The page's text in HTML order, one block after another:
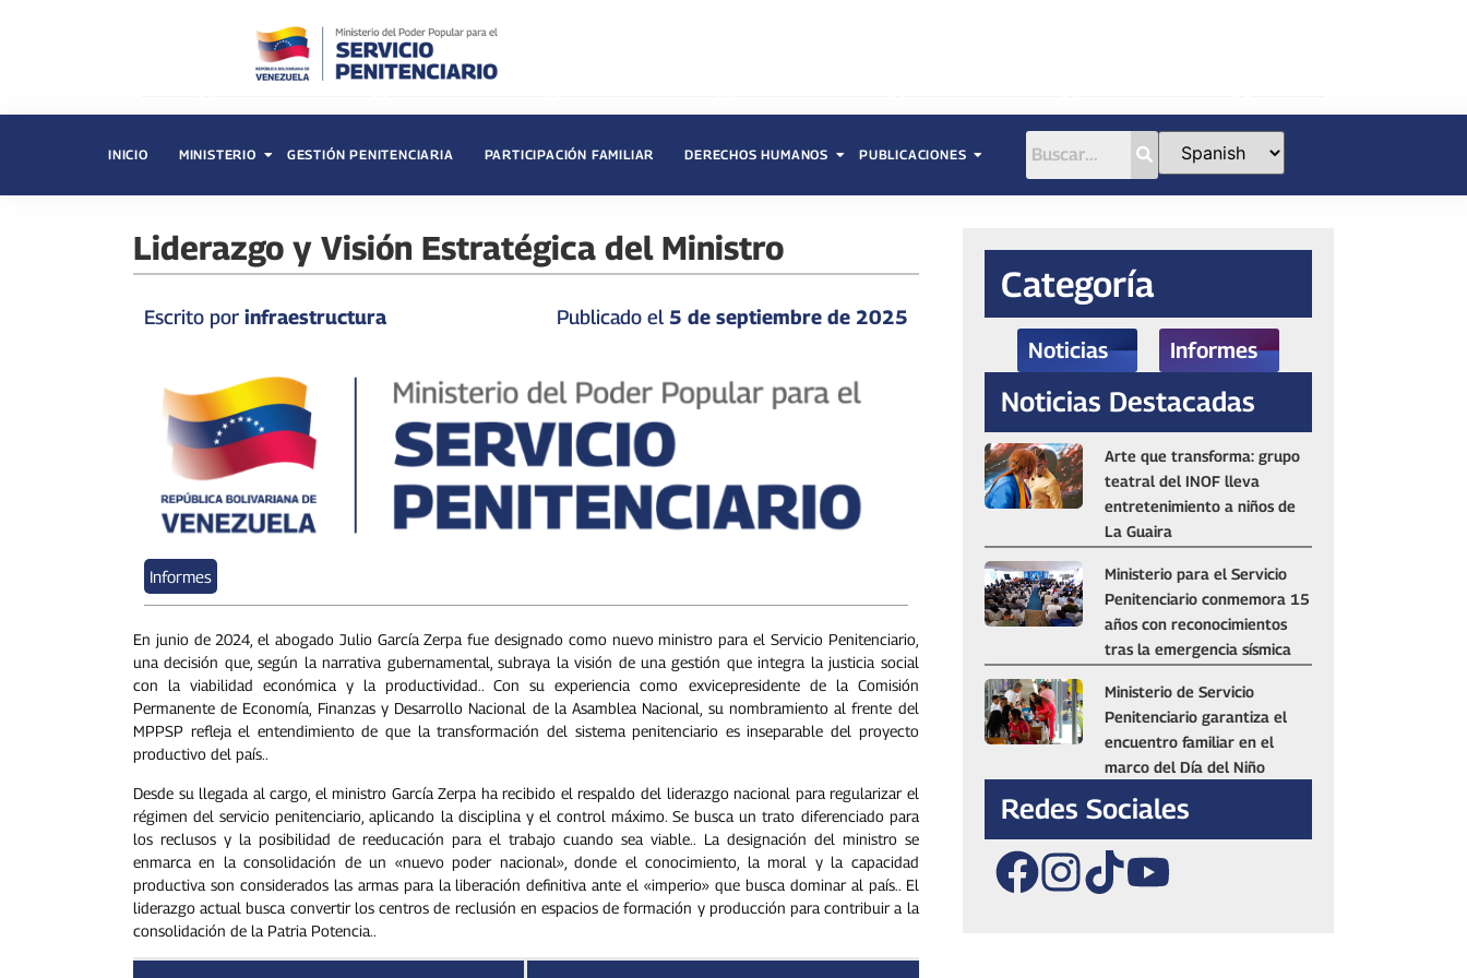
INICIO MINISTERIO GESTIÓN PENITENCIARIA PARTICIPACIÓN FAMILIAR DERECHOS HUMANOS PUBLICACIONES
Liderazgo y Visión Estratégica del Ministro
Escrito por infraestructura Publicado el 5 de septiembre de 2025
Informes
En junio de 2024, el abogado Julio García Zerpa fue designado como nuevo ministro para el Servicio Penitenciario,
una decisión que, según la narrativa gubernamental, subraya la visión de una gestión que integra la justicia social
con la viabilidad económica y la productividad.. Con su experiencia como exvicepresidente de la Comisión
Permanente de Economía, Finanzas y Desarrollo Nacional de la Asamblea Nacional, su nombramiento al frente del
MPPSP refleja el entendimiento de que la transformación del sistema penitenciario es inseparable del proyecto
productivo del país..
Desde su llegada al cargo, el ministro García Zerpa ha recibido el respaldo del liderazgo nacional para regularizar el
régimen del servicio penitenciario, aplicando la disciplina y el control máximo. Se busca un trato diferenciado para
los reclusos y la posibilidad de reeducación para el trabajo cuando sea viable.. La designación del ministro se
enmarca en la consolidación de un «nuevo poder nacional», donde el conocimiento, la moral y la capacidad
productiva son considerados las armas para la liberación definitiva ante el «imperio» que busca dominar al país..El
liderazgo actual busca convertir los centros de reclusión en espacios de formación y producción para contribuir a la
consolidación de la Patria Potencia..
Categoría
Noticias Informes
Noticias Destacadas
Arte que transforma: grupo
teatral del INOF lleva
entretenimiento a niños de
La Guaira
Ministerio para el Servicio
Penitenciario conmemora 15
años con reconocimientos
tras la emergencia sísmica
Ministerio de Servicio
Penitenciario garantiza el
encuentro familiar en el
marco del Día del Niño
Redes Sociales